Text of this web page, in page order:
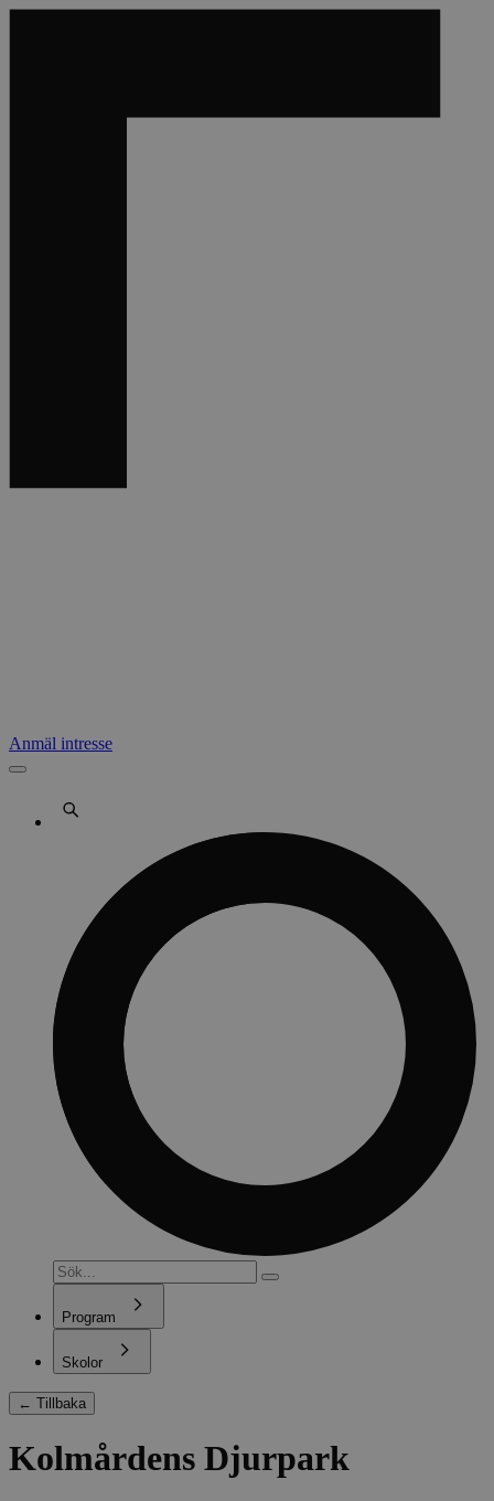
Anmäl intresse
Program
Skolor
← Tillbaka
Kolmårdens Djurpark